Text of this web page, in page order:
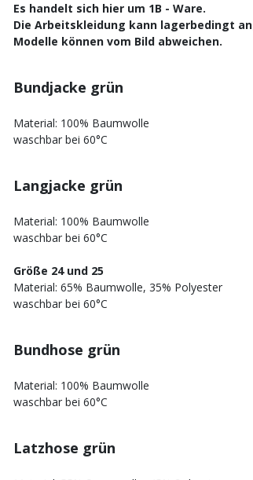
Es handelt sich hier um 1B - Ware.
Die Arbeitskleidung kann lagerbedingt
Modelle können vom Bild abweichen.
Bundjacke grün
Material: 100% Baumwolle
waschbar bei 60°C
Langjacke grün
Material: 100% Baumwolle
waschbar bei 60°C
Größe 24 und 25
Material: 65% Baumwolle, 35% Polyester
waschbar bei 60°C
Bundhose grün
Material: 100% Baumwolle
waschbar bei 60°C
Latzhose grün